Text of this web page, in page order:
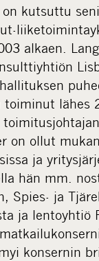
l
m
e
d
i
a
on kutsuttu
alkaen.
toiminut lähes
on ollut
ja
hän mm.
Spies- ja
ja lentoyhtiö
konsernin